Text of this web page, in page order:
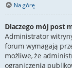
Na górę
Dlaczego mój post
Administrator
forum wymagają
możliwe, że
ograniczenia